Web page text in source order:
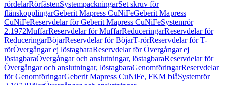
rördelarRörfästenSystempackningarSet skruv för
flänskopplingarGeberit Mapress CuNiFeGeberit Mapress
CuNiFeReservdelar för Geberit Mapress CuNiFeSystemrör
2.1972MuffarReservdelar för MuffarReduceringarReservdelar för
ReduceringarBöjarReservdelar för BöjarT-rörReservdelar för T-
rörÖvergångar ej löstagbaraReservdelar för Övergångar ej
löstagbaraÖvergångar och anslutningar, löstagbaraReservdelar för
Övergångar och anslutningar, löstagbaraGenomföringarReservdelar
för GenomföringarGeberit Mapress CuNiFe, FKM blåSystemrör